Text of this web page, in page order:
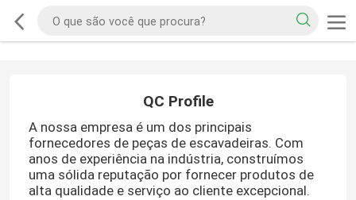
QC Profile
A nossa empresa é um dos principais
fornecedores de peças de escavadeiras. Com
anos de experiência na indústria, construímos
uma sólida reputação por fornecer produtos de
alta qualidade e serviço ao cliente excepcional.